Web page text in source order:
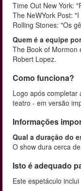
Time Out New York:
The NeWYork Post:
Rolling Stones: "Os
Quem é a equipe
The Book of Mormon
Robert Lopez.
Como funciona?
Logo após
teatro - em versão
Informações
Qual a duração do
O show dura cerca
Isto é adequado
Este espetáculo